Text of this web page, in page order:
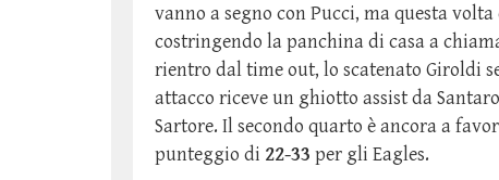
vanno a segno con Pucci, ma questa
costringendo la panchina di casa a
rientro dal time out, lo scatenato Giroldi
attacco riceve un ghiotto assist da
Sartore. Il secondo quarto è ancora a
punteggio di 22-33 per gli Eagles.